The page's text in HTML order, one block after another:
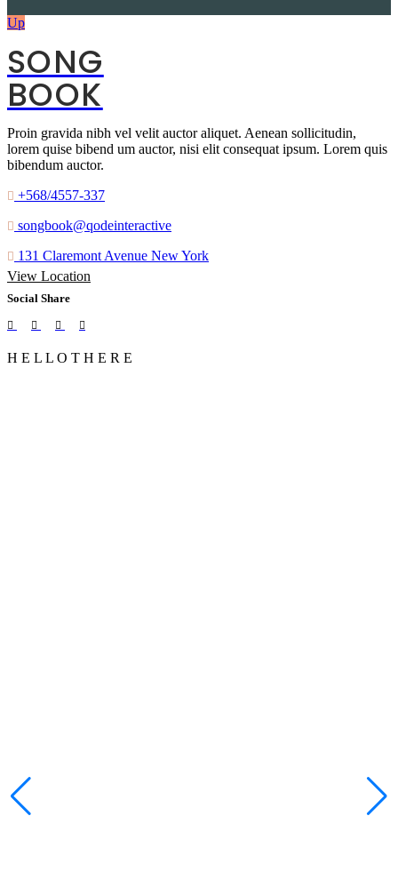
Up
SONG
BOOK
Proin gravida nibh vel velit auctor aliquet. Aenean sollicitudin,
lorem quise bibend um auctor, nisi elit consequat ipsum. Lorem quis
bibendum auctor.
+568/4557-337
songbook@qodeinteractive
131 Claremont Avenue New York
View Location
Social Share
H E L L O T H E R E